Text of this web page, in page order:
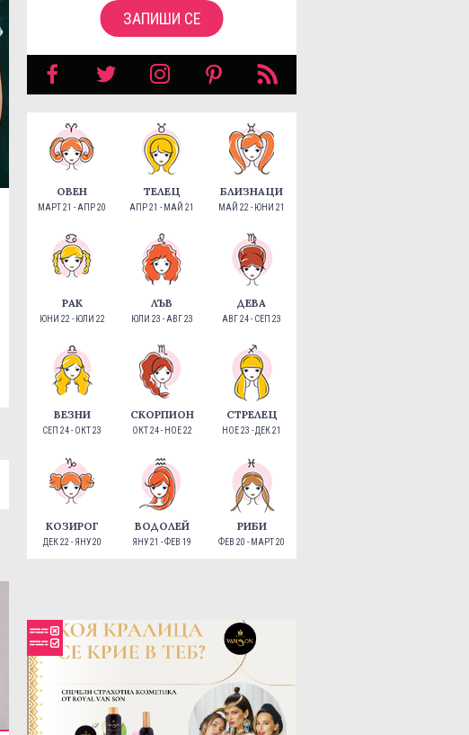
ЗАПИШИ СЕ
ОВЕН
МАРТ 21 - АПР 20
ТЕЛЕЦ
АПР 21 - МАЙ 21
БЛИЗНАЦИ
МАЙ 22 - ЮНИ 21
РАК
ЮНИ 22 - ЮЛИ 22
ЛЪВ
ЮЛИ 23 - АВГ 23
ДЕВА
АВГ 24 - СЕП 23
ВЕЗНИ
СЕП 24 - ОКТ 23
СКОРПИОН
ОКТ 24 - НОЕ 22
СТРЕЛЕЦ
НОЕ 23 - ДЕК 21
КОЗИРОГ
ДЕК 22 - ЯНУ 20
ВОДОЛЕЙ
ЯНУ 21 - ФЕВ 19
РИБИ
ФЕВ 20 - МАРТ 20